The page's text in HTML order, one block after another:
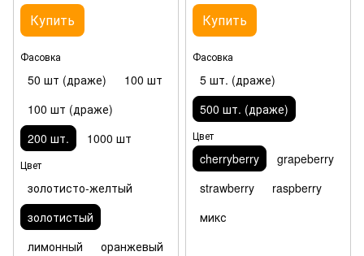
Купить
Фасовка
50 шт (драже)
100 шт
100 шт (драже)
200 шт.
1000 шт
Цвет
золотисто-желтый
золотистый
лимонный
оранжевый
Купить
Фасовка
5 шт. (драже)
500 шт. (драже)
Цвет
cherryberry
grapeberry
strawberry
raspberry
микс